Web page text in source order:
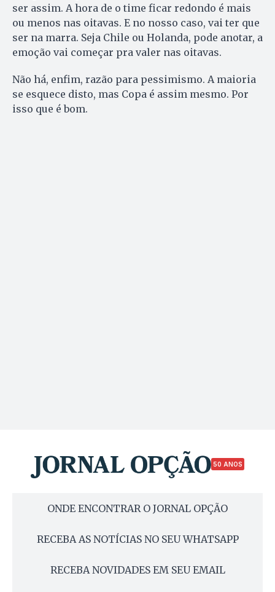
ser assim. A hora de o time ficar redondo é mais
ou menos nas oitavas. E no nosso caso, vai ter que
ser na marra. Seja Chile ou Holanda, pode anotar, a
emoção vai começar pra valer nas oitavas.
Não há, enfim, razão para pessimismo. A maioria
se esquece disto, mas Copa é assim mesmo. Por
isso que é bom.
50 ANOS
ONDE ENCONTRAR O JORNAL OPÇÃO
RECEBA AS NOTÍCIAS NO SEU WHATSAPP
RECEBA NOVIDADES EM SEU EMAIL